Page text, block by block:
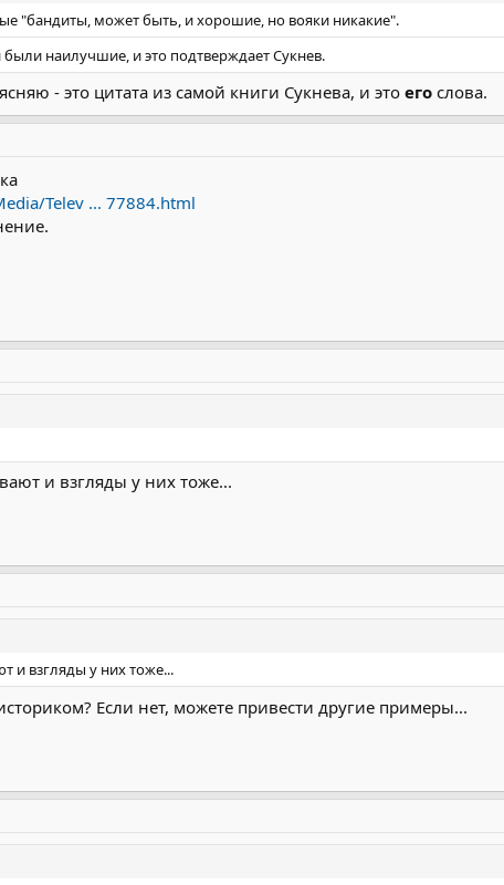
"бандиты, может быть, и хорошие, но вояки никакие".
были наилучшие, и это подтверждает Сукнев.
- это цитата из самой книги Сукнева, и это его слова.
Telev ... 77884.html
и взгляды у них тоже...
и взгляды у них тоже...
Если нет, можете привести другие примеры...